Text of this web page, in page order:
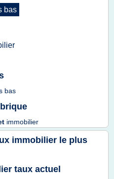
bas
bas
immobilier
immobilier le plus
taux actuel